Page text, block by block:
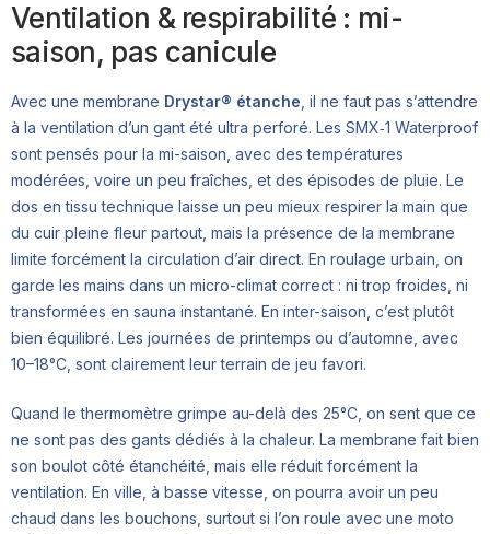
Ventilation & respirabilité : mi-
saison, pas canicule
Avec une membrane Drystar® étanche , il ne faut pas s’attendre
à la ventilation d’un gant été ultra perforé. Les SMX‑1 Waterproof
sont pensés pour la mi-saison, avec des températures
modérées, voire un peu fraîches, et des épisodes de pluie. Le
dos en tissu technique laisse un peu mieux respirer la main que
du cuir pleine fleur partout, mais la présence de la membrane
limite forcément la circulation d’air direct. En roulage urbain, on
garde les mains dans un micro-climat correct : ni trop froides, ni
transformées en sauna instantané. En inter-saison, c’est plutôt
bien équilibré. Les journées de printemps ou d’automne, avec
10–18°C, sont clairement leur terrain de jeu favori.
Quand le thermomètre grimpe au-delà des 25°C, on sent que ce
ne sont pas des gants dédiés à la chaleur. La membrane fait bien
son boulot côté étanchéité, mais elle réduit forcément la
ventilation. En ville, à basse vitesse, on pourra avoir un peu
chaud dans les bouchons, surtout si l’on roule avec une moto